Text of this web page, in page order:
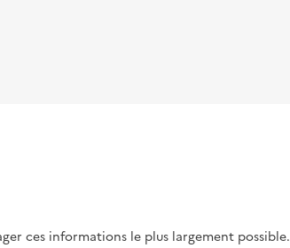
ces informations le plus largement possible.